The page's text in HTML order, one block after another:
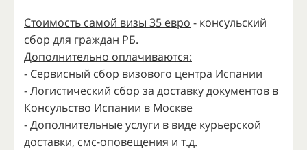
Cтоимость самой визы 35 евро - консульский
сбор для граждан РБ.
Дополнительно оплачиваются:
- Сервисный сбор визового центра Испании
- Логистический сбор за доставку документов в
Консульство Испании в Москве
- Дополнительные услуги в виде курьерской
доставки, смс-оповещения и т.д.